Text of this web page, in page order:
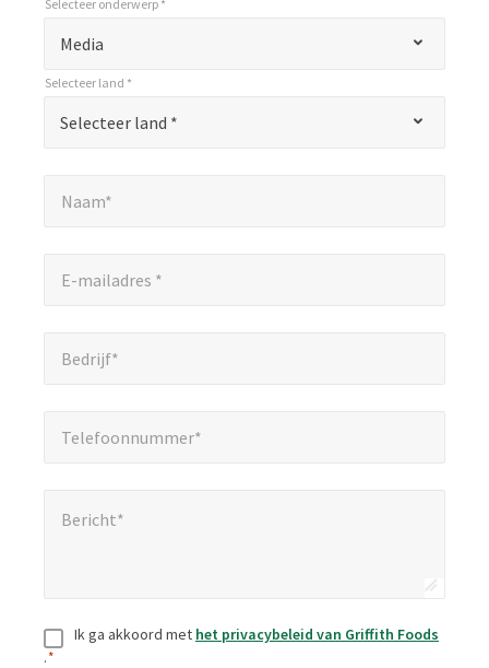
"
geeft
aan.
Media
Selecteer onderwerp *
Selecteer land *
Selecteer land *
Naam*
E-mailadres *
Bedrijf*
Telefoonnummer*
Bericht*
Toestemming *
Ik ga akkoord met het privacybeleid van Griffith Foods
.*